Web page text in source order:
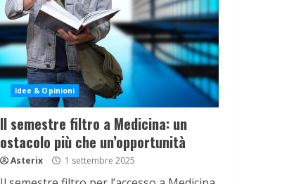
Idee & Opinioni
Il semestre filtro a Medicina: un
ostacolo più che un’opportunità
Asterix 1 settembre 2025